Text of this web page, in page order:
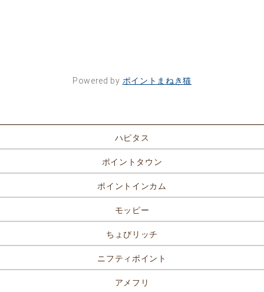
Powered by ポイントまねき猫
ハピタス
ポイントタウン
ポイントインカム
モッピー
ちょびリッチ
ニフティポイント
アメフリ